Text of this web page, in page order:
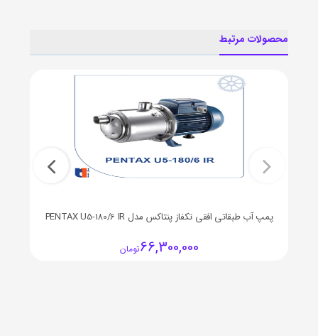
محصولات مرتبط
پمپ آب طبقاتی افقی تکفاز پنتاکس مدل PENTAX U5-180/6 IR
66,300,000تومان